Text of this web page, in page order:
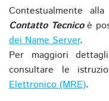
Contestualmente
Contatto Tecnicoè
dei Name Server.
Per maggiori
consultare le
Elettronico (MRE).